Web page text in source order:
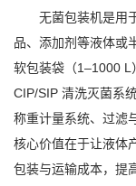
无菌包装机是用于
品、添加剂等液体或
软包装袋（1–1000 L
CIP/SIP 清洗灭菌系
称重计量系统、过滤
核心价值在于让液体
包装与运输成本，提